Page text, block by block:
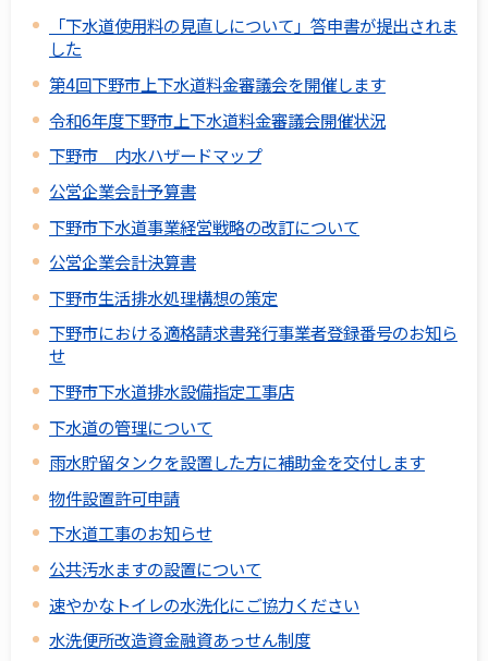
「下水道使用料の見直しについて」答申書が提出されま
した
第4回下野市上下水道料金審議会を開催します
令和6年度下野市上下水道料金審議会開催状況
下野市 内水ハザードマップ
公営企業会計予算書
下野市下水道事業経営戦略の改訂について
公営企業会計決算書
下野市生活排水処理構想の策定
下野市における適格請求書発行事業者登録番号のお知ら
せ
下野市下水道排水設備指定工事店
下水道の管理について
雨水貯留タンクを設置した方に補助金を交付します
物件設置許可申請
下水道工事のお知らせ
公共汚水ますの設置について
速やかなトイレの水洗化にご協力ください
水洗便所改造資金融資あっせん制度